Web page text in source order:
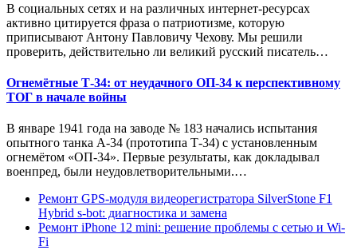
В социальных сетях и на различных интернет-ресурсах
активно цитируется фраза о патриотизме, которую
приписывают Антону Павловичу Чехову. Мы решили
проверить, действительно ли великий русский писатель…
Огнемётные Т-34: от неудачного ОП-34 к перспективному
ТОГ в начале войны
В январе 1941 года на заводе № 183 начались испытания
опытного танка А-34 (прототипа Т-34) с установленным
огнемётом «ОП-34». Первые результаты, как докладывал
военпред, были неудовлетворительными.…
Ремонт GPS-модуля видеорегистратора SilverStone F1
Hybrid s-bot: диагностика и замена
Ремонт iPhone 12 mini: решение проблемы с сетью и Wi-
Fi